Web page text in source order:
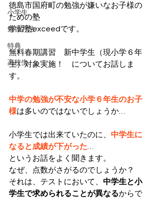
小学生
勉強方法
特典
高校生
徳島市国府町の勉強が嫌いなお子様の
ための塾
学習塾exceedです。
無料春期講習　新中学生（現小学６年
生）対象実施！　についてお話しま
す。
中学の勉強が不安な小学６年生のお子
様は多いのではないでしょうか…
小学生では出来ていたのに、 中学生に
なると成績が下がった
というお話をよく聞きます。
なぜ、点数がさがるのでしょうか？
それは、テストにおいて、 中学生と小
学生で求められることが異なるからで